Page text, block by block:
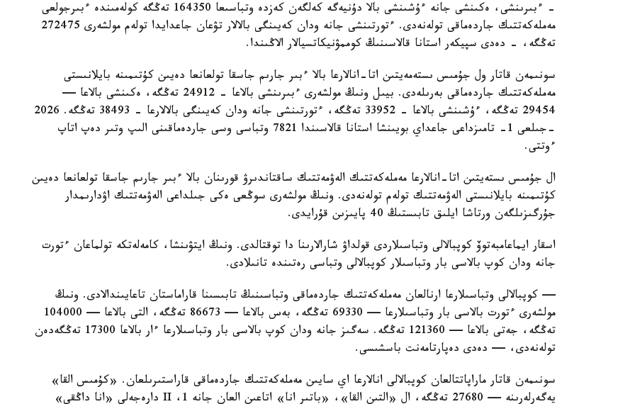
- ءبىرىنشى، ەكىنشى جانە ءۇشىنشى بالا دۇنيەگە كەلگەن كەزدە وتباسىعا 164350 تەڭگە كولەمىندە ءبىرجولعى
مەملەكەتتىك جاردەماقى تولەنەدى. ءتورتىنشى جانە ودان كەيىنگى بالالار تۋعان جاعدايدا تولەم مولشەرى 272475
تەڭگە، - دەدى سپيكەر استانا قالاسىنىڭ كوممۋنيكاتسيالار الاڭىندا.
سونىمەن قاتار ول جۇمىس ىستەمەيتىن اتا-انالارعا بالا ءبىر جارىم جاسقا تولعانعا دەيىن كۇتىمىنە بايلانىستى
مەملەكەتتىك جاردەماقى بەرىلەدى. بيىل ونىڭ مولشەرى ءبىرىنشى بالاعا - 24912 تەڭگە، ەكىنشى بالاعا —
29454 تەڭگە، ءۇشىنشى بالاعا - 33952 تەڭگە، ءتورتىنشى جانە ودان كەيىنگى بالالارعا - 38493 تەڭگە. 2026
-جىلعى 1- تامىزداعى جاعداي بويىنشا استانا قالاسىندا 7821 وتباسى وسى جاردەماقىنى الىپ وتىر دەپ اتاپ
ءوتتى.
ال جۇمىس ىستەيتىن اتا-انالارعا مەملەكەتتىك الەۋمەتتىك ساقتاندىرۋ قورىنان بالا ءبىر جارىم جاسقا تولعانعا دەيىن
كۇتىمىنە بايلانىستى الەۋمەتتىك تولەم تولەنەدى. ونىڭ مولشەرى سوڭعى ەكى جىلداعى الەۋمەتتىك اۋدارىمدار
جۇرگىزىلگەن ورتاشا ايلىق تابىستىڭ 40 پايىزىن قۇرايدى.
اسقار ايماعامبەتوۆ كوپبالالى وتباسىلاردى قولداۋ شارالارىنا دا توقتالدى. ونىڭ ايتۋىنشا، كامەلەتكە تولماعان ءتورت
جانە ودان كوپ بالاسى بار وتباسىلار كوپبالالى وتباسى رەتىندە تانىلادى.
— كوپبالالى وتباسىلارعا ارنالعان مەملەكەتتىك جاردەماقى وتباسىنىڭ تابىسىنا قاراماستان تاعايىندالادى. ونىڭ
مولشەرى ءتورت بالاسى بار وتباسىلارعا — 69330 تەڭگە، بەس بالاعا — 86673 تەڭگە، التى بالاعا — 104000
تەڭگە، جەتى بالاعا — 121360 تەڭگە. سەگىز جانە ودان كوپ بالاسى بار وتباسىلارعا ءار بالاعا 17300 تەڭگەدەن
تولەنەدى، — دەدى دەپارتامەنت باسشىسى.
سونىمەن قاتار ماراپاتتالعان كوپبالالى انالارعا اي سايىن مەملەكەتتىك جاردەماقى قاراستىرىلعان. «كۇمىس القا»
يەگەرلەرىنە — 27680 تەڭگە، ال «التىن القا»، «باتىر انا» اتاعىن العان جانە 1، II دارەجەلى «انا داڭقى»